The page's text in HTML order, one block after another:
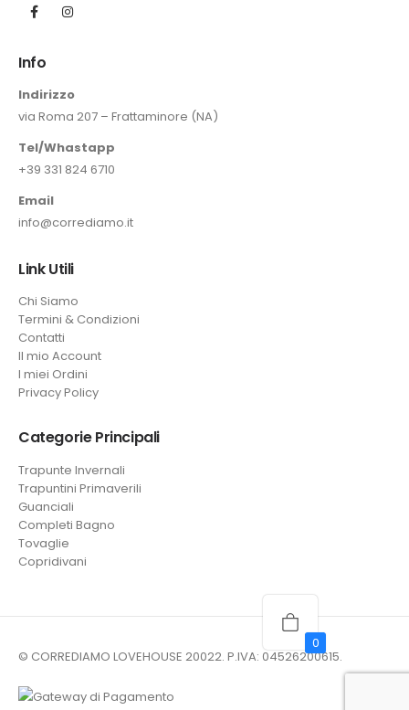
Info
Indirizzo
via Roma 207 – Frattaminore (NA)
Tel/Whastapp
+39 331 824 6710
Email
info@corrediamo.it
Link Utili
Chi Siamo
Termini & Condizioni
Contatti
Il mio Account
I miei Ordini
Privacy Policy
Categorie Principali
Trapunte Invernali
Trapuntini Primaverili
Guanciali
Completi Bagno
Tovaglie
Copridivani
© CORREDIAMO LOVEHOUSE 20022. P.IVA: 04526200615.
0